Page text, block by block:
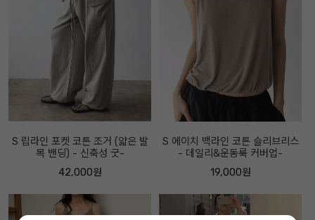
S 립라인 포켓 코튼 조거 (얇은 발
목 밴딩) - 신축성 굿-
42,000원
S 에이치 백라인 코튼 슬리브리스
- 데일리&운동룩 커버업-
19,000원